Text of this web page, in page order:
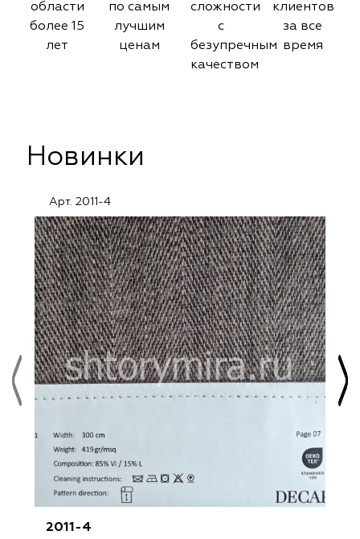
области
более 15
лет
по самым
лучшим
ценам
сложности
с
безупречным
качеством
клиентов
за все
время
Новинки
Арт. 2011-4
2011-4